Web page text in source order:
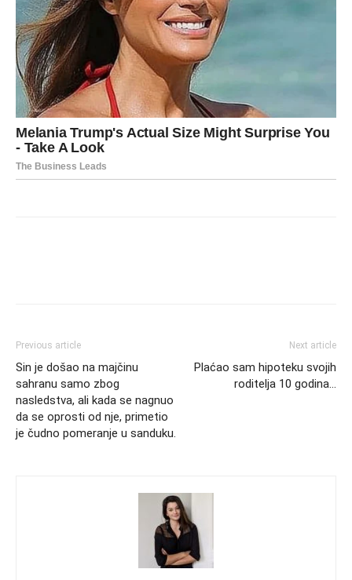
Previous article
Sin je došao na majčinu
sahranu samo zbog
nasledstva, ali kada se nagnuo
da se oprosti od nje, primetio
je čudno pomeranje u sanduku.
Next article
Plaćao sam hipoteku svojih
roditelja 10 godina…